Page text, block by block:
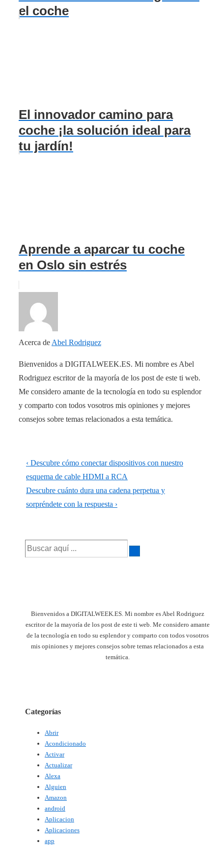
el coche
El innovador camino para
coche ¡la solución ideal para
tu jardín!
Aprende a aparcar tu coche
en Oslo sin estrés
Acerca de Abel Rodriguez
Bienvenidos a DIGITALWEEK.ES. Mi nombre es Abel
Rodriguez escritor de la mayoría de los post de este ti web.
Me considero amante de la tecnología en todo su esplendor
y comparto con todos vosotros mis opiniones y mejores
consejos sobre temas relacionados a esta temática.
Navegación
de
entradas
La
entrada
anterior
es
‹ Descubre cómo conectar dispositivos con nuestro
esquema de cable HDMI a RCA
La
entrada
Descubre cuánto dura una cadena perpetua y
sorpréndete con la respuesta ›
Buscar
por:
Bienvenidos a DIGITALWEEK.ES. Mi nombre es Abel Rodriguez
escritor de la mayoría de los post de este ti web. Me considero amante
de la tecnología en todo su esplendor y comparto con todos vosotros
mis opiniones y mejores consejos sobre temas relacionados a esta
temática.
Categorías
Abrir
Acondicionado
Activar
Actualizar
Alexa
Alguien
Amazon
android
Aplicacion
Aplicaciones
app